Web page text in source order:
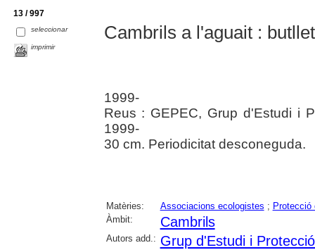
13 / 997
seleccionar
imprimir
Cambrils a l'aguait :
1999-
Reus : GEPEC, Grup d'Estudi i
1999-
30 cm. Periodicitat desconeguda.
Matèries: Associacions ecologistes ; Protecció
Àmbit:
Cambrils
Autors add.: Grup d'Estudi i